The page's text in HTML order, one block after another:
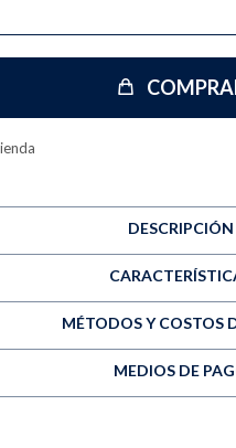
DESCRIPCIÓN
MÉTODOS Y COSTOS
MEDIOS DE